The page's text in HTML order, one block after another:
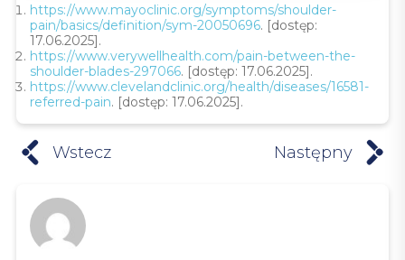
https://www.mayoclinic.org/symptoms/shoulder-
pain/basics/definition/sym-20050696. [dostęp:
17.06.2025].
https://www.verywellhealth.com/pain-between-the-
shoulder-blades-297066. [dostęp: 17.06.2025].
https://www.clevelandclinic.org/health/diseases/16581-
referred-pain. [dostęp: 17.06.2025].
Wstecz Następny